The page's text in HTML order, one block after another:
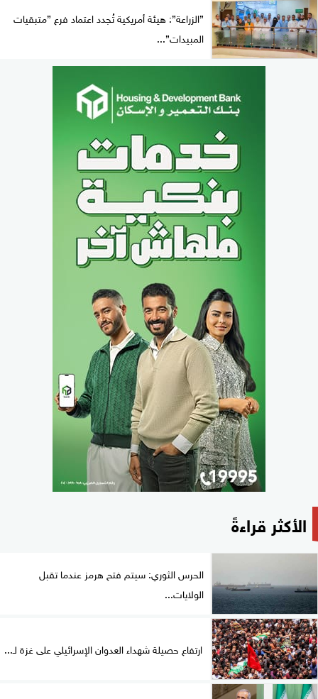
”الزراعة”: هيئة أمريكية تُجدد اعتماد فرع ”متبقيات
المبيدات”...
الأكثر قراءةً
الحرس الثوري: سيتم فتح هرمز عندما تقبل
الولايات...
ارتفاع حصيلة شهداء العدوان الإسرائيلي على غزة لـ...